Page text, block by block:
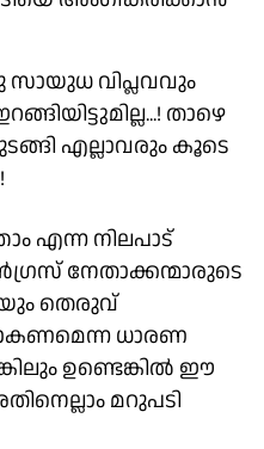
സായുധ വിപ്ലവവും
താഴെ
എല്ലാവരും കൂടെ
എന്ന നിലപാട്
നേതാക്കന്മാരുടെ
തെരുവ്
ധാരണ
ഉണ്ടെങ്കിൽ ഈ
മറുപടി